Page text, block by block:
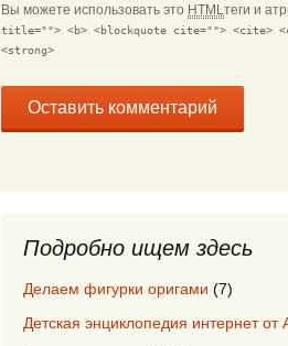
Вы можете использовать это HTMLтеги и
title=""> <b> <blockquote cite=""> <cite>
<strong>
Подробно ищем здесь
Делаем фигурки оригами (7)
Детская энциклопедия интернет от